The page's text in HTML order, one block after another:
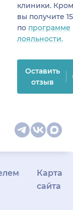
клиники.
вы получите
по программе
лояльности.
Оставить
отзыв
Карта
сайта